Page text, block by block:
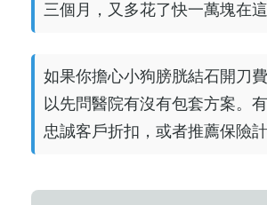
三個月，又多花了快一萬塊在這
如果你擔心小狗膀胱結石開刀
以先問醫院有沒有包套方案。
忠誠客戶折扣，或者推薦保險計